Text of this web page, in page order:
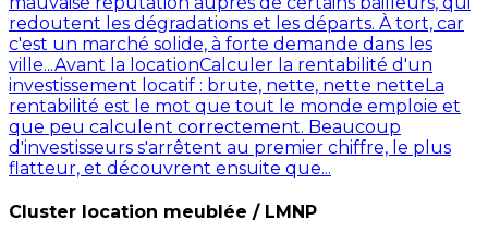
redoutent les dégradations et les départs. À tort, car
c'est un marché solide, à forte demande dans les
ville...Avant la locationCalculer la rentabilité d'un
investissement locatif : brute, nette, nette netteLa
rentabilité est le mot que tout le monde emploie et
que peu calculent correctement. Beaucoup
d'investisseurs s'arrêtent au premier chiffre, le plus
flatteur, et découvrent ensuite que...
Cluster location meublée / LMNP